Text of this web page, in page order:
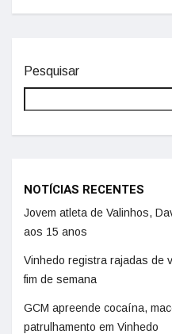
Pesquisar
NOTÍCIAS RECENTES
Jovem atleta de Valinhos,
aos 15 anos
Vinhedo registra rajadas de
fim de semana
GCM apreende cocaína,
patrulhamento em Vinhedo